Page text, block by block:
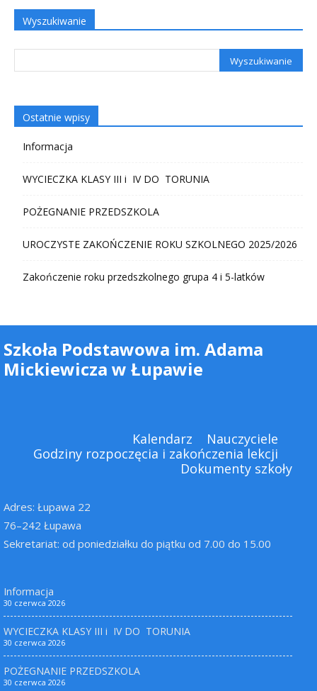
Wyszukiwanie
Ostatnie wpisy
Informacja
WYCIECZKA KLASY III i IV DO TORUNIA
POŻEGNANIE PRZEDSZKOLA
UROCZYSTE ZAKOŃCZENIE ROKU SZKOLNEGO 2025/2026
Zakończenie roku przedszkolnego grupa 4 i 5-latków
Szkoła Podstawowa im. Adama
Mickiewicza w Łupawie
Kalendarz
Nauczyciele
Godziny rozpoczęcia i zakończenia lekcji
Dokumenty szkoły
Adres: Łupawa 22
76–242 Łupawa
Sekretariat: od poniedziałku do piątku od 7.00 do 15.00
Informacja
30 czerwca 2026
WYCIECZKA KLASY III i IV DO TORUNIA
30 czerwca 2026
POŻEGNANIE PRZEDSZKOLA
30 czerwca 2026